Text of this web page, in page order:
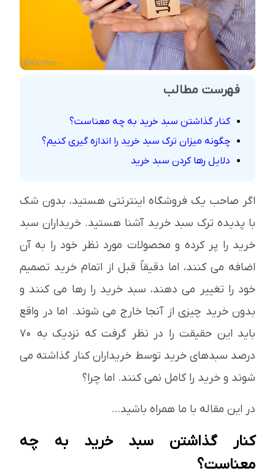
فهرست مطالب
کنار گذاشتن سبد خرید به چه معناست؟
چگونه میزان ترک سبد خرید را اندازه گیری کنیم؟
دلایل رها کردن سبد خرید
اگر صاحب یک فروشگاه اینترنتی هستید، بدون شک
با پدیده ترک سبد خرید آشنا هستید. خریداران سبد
خرید را پر کرده و محصولات مورد نظر خود را به آن
اضافه می کنند، اما دقیقاً قبل از اتمام خرید تصمیم
خود را تغییر می دهند، سبد خرید را رها می کنند و
بدون خرید چیزی از آنجا خارج می شوند. اما در واقع
باید این حقیقت را در نظر گرفت که نزدیک به 70
درصد سبدهای خرید توسط خریداران کنار گذاشته می
شوند و خرید را کامل نمی کنند. اما چرا؟
در این مقاله با ما همراه باشید...
کنار گذاشتن سبد خرید به چه
معناست؟